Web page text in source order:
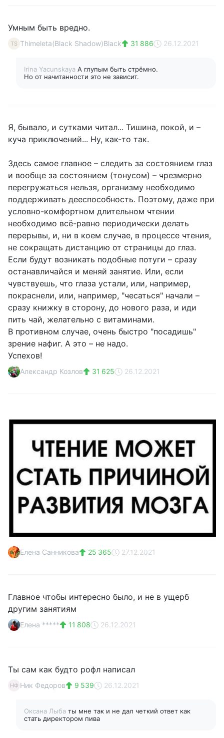
Умным быть вредно.
TS Thimeleta(Black Shadow)Black 31 886 26.12.2021
Irina Yacunskaya А глупым быть стрёмно.
Но от начитанности это не зависит.
Я, бывало, и сутками читал... Тишина, покой, и –
куча приключений... Ну, как-то так.
Здесь самое главное – следить за состоянием глаз
и вообще за состоянием (тонусом) – чрезмерно
перегружаться нельзя, организму необходимо
поддерживать дееспособность. Поэтому, даже при
условно-комфортном длительном чтении
необходимо всё-равно периодически делать
перерывы, и, ни в коем случае, в процессе чтения,
не сокращать дистанцию от страницы до глаз.
Если будут возникать подобные потуги – сразу
останавличайся и меняй занятие. Или, если
чувствуешь, что глаза устали, или, например,
покраснели, или, например, "чесаться" начали –
сразу книжку в сторону, до нового раза, и иди
пить чай, желательно с витаминами.
В противном случае, очень быстро "посадишь"
зрение нафиг. А это – не надо.
Успехов!
Александр Козлов 31 625 26.12.2021
Елена Санникова 25 365 27.12.2021
Главное чтобы интересно было, и не в ущерб
другим занятиям
Елена ***** 11 808 26.12.2021
Ты сам как будто рофл написал
НФ Ник Федоров 9 539 26.12.2021
Оксана Лыба ты мне так и не дал четкий ответ как
стать директором пива